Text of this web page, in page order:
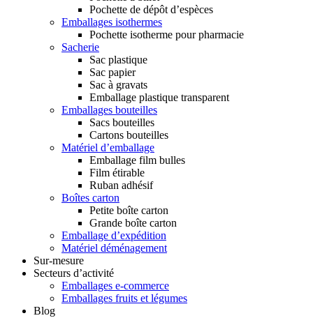
Pochette de dépôt d’espèces
Emballages isothermes
Pochette isotherme pour pharmacie
Sacherie
Sac plastique
Sac papier
Sac à gravats
Emballage plastique transparent
Emballages bouteilles
Sacs bouteilles
Cartons bouteilles
Matériel d’emballage
Emballage film bulles
Film étirable
Ruban adhésif
Boîtes carton
Petite boîte carton
Grande boîte carton
Emballage d’expédition
Matériel déménagement
Sur-mesure
Secteurs d’activité
Emballages e-commerce
Emballages fruits et légumes
Blog